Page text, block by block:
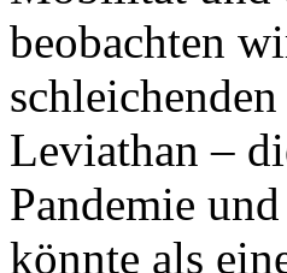
beobachten
Leviathan –
Pandemie
könnte als